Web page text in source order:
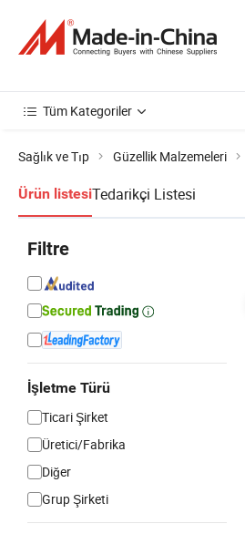
Tüm Kategoriler
Sağlık ve Tıp Güzellik Malzemeleri
Ürün listesiTedarikçi Listesi
Filtre
İşletme Türü
Ticari Şirket
Üretici/Fabrika
Diğer
Grup Şirketi